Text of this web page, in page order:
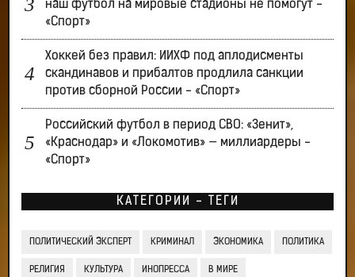
наш футбол на мировые стадионы не помогут -
«Спорт»
Хоккей без правил: ИИХФ под аплодисменты
скандинавов и прибалтов продлила санкции
против сборной России - «Спорт»
Российский футбол в период СВО: «Зенит»,
«Краснодар» и «Локомотив» — миллиардеры -
«Спорт»
КАТЕГОРИИ - ТЕГИ
ПОЛИТИЧЕСКИЙ ЭКСПЕРТ КРИМИНАЛ ЭКОНОМИКА ПОЛИТИКА
РЕЛИГИЯ КУЛЬТУРА ИНОПРЕССА В МИРЕ